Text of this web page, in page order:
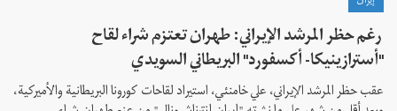
رغم حظر المرشد الإيراني: طهران تعتزم شراء لقاح
"أسترازينيكا- أكسفورد" البريطاني السويدي
عقب حظر المرشد الإيراني، علي خامنئي، استيراد لقاحات كورونا البريطانية والأميركية،